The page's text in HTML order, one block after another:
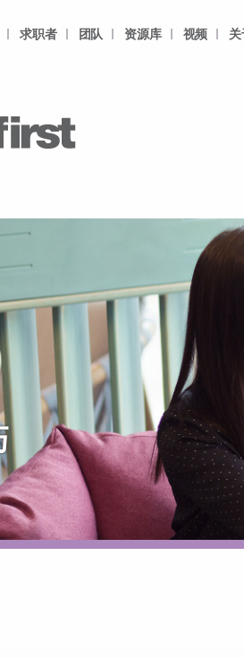
求职者 团队 资源库 视频 关